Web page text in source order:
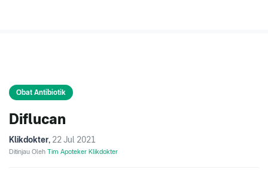
Obat Antibiotik
Diflucan
Klikdokter, 22 Jul 2021
Ditinjau Oleh Tim Apoteker Klikdokter